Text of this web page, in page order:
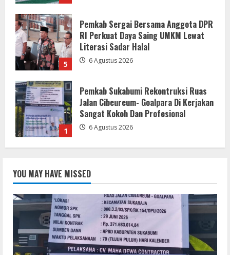
5
Pemkab Sergai Bersama Anggota DPR
RI Perkuat Daya Saing UMKM Lewat
Literasi Sadar Halal
6 Agustus 2026
1
Pemkab Sukabumi Rekontruksi Ruas
Jalan Cibeureum- Goalpara Di Kerjakan
Sangat Kokoh Dan Profesional
6 Agustus 2026
2
(81) Penjaga Pondok dan Marbot
Masjid YAMQU Diberangkatkan Umrah
6 Agustus 2026
TANGKAP OKNUM IS PREMAN YANG
MENGAKU DARI PT LKA, MENGANCAM
MEDIA DAN LEMBAGA SERTA BERUPAYA
YOU MAY HAVE MISSED